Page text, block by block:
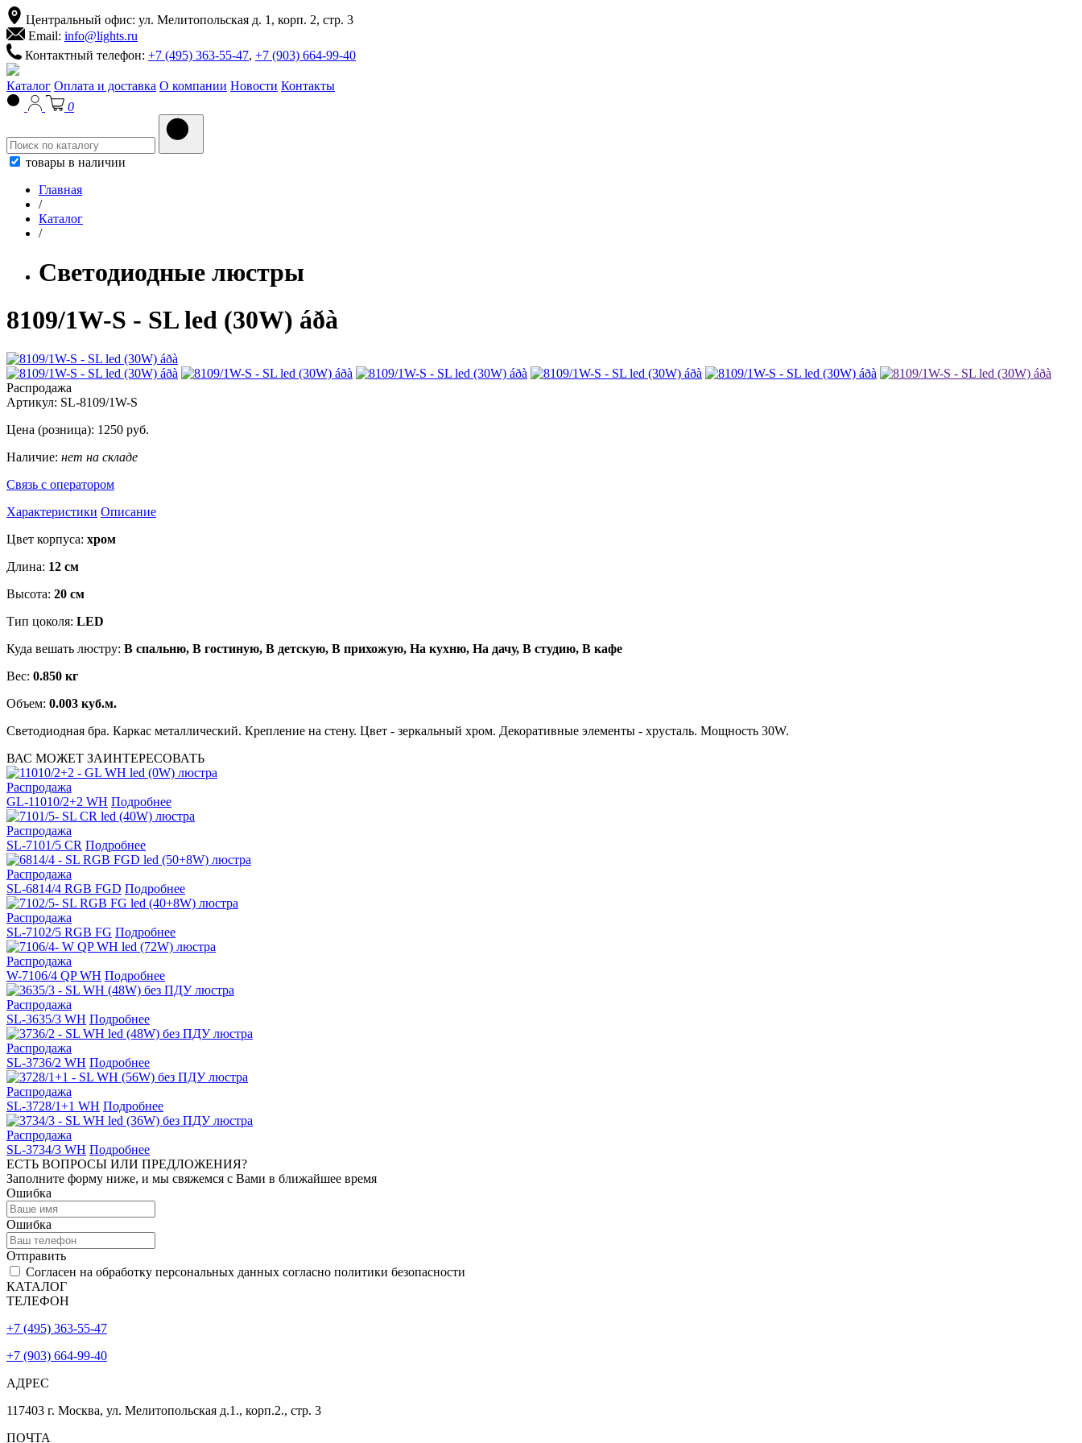
Центральный офис: ул. Мелитопольская д. 1, корп. 2, стр. 3
Email: info@lights.ru
Контактный телефон: +7 (495) 363-55-47, +7 (903) 664-99-40
Каталог Оплата и доставка О компании Новости Контакты
0
товары в наличии
Главная
/
Каталог
/
Светодиодные люстры
8109/1W-S - SL led (30W) áðà
Распродажа
Артикул: SL-8109/1W-S
Цена (розница): 1250 руб.
Наличие: нет на складе
Связь с оператором
Характеристики Описание
Цвет корпуса: хром
Длина: 12 см
Высота: 20 см
Тип цоколя: LED
Куда вешать люстру: В спальню, В гостиную, В детскую, В прихожую, На кухню, На дачу, В студию, В кафе
Вес: 0.850 кг
Объем: 0.003 куб.м.
Светодиодная бра. Каркас металлический. Крепление на стену. Цвет - зеркальный хром. Декоративные элементы - хрусталь. Мощность 30W.
ВАС МОЖЕТ ЗАИНТЕРЕСОВАТЬ
Распродажа
GL-11010/2+2 WH Подробнее
Распродажа
SL-7101/5 CR Подробнее
Распродажа
SL-6814/4 RGB FGD Подробнее
Распродажа
SL-7102/5 RGB FG Подробнее
Распродажа
W-7106/4 QP WH Подробнее
Распродажа
SL-3635/3 WH Подробнее
Распродажа
SL-3736/2 WH Подробнее
Распродажа
SL-3728/1+1 WH Подробнее
Распродажа
SL-3734/3 WH Подробнее
ЕСТЬ ВОПРОСЫ ИЛИ ПРЕДЛОЖЕНИЯ?
Заполните форму ниже, и мы свяжемся с Вами в ближайшее время
Ошибка
Ошибка
Отправить
Согласен на обработку персональных данных согласно политики безопасности
КАТАЛОГ
ТЕЛЕФОН
+7 (495) 363-55-47
+7 (903) 664-99-40
АДРЕС
117403 г. Москва, ул. Мелитопольская д.1., корп.2., стр. 3
ПОЧТА